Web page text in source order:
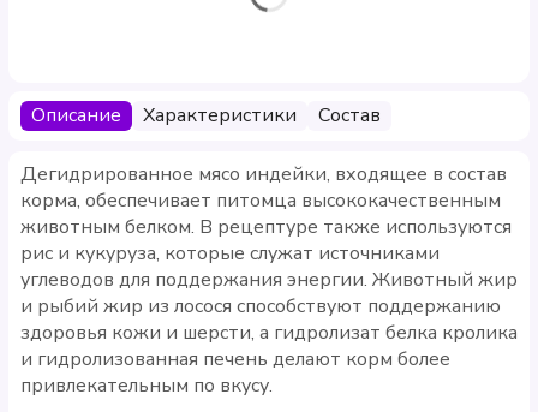
Описание Характеристики Состав
Дегидрированное мясо индейки, входящее в состав
корма, обеспечивает питомца высококачественным
животным белком. В рецептуре также используются
рис и кукуруза, которые служат источниками
углеводов для поддержания энергии. Животный жир
и рыбий жир из лосося способствуют поддержанию
здоровья кожи и шерсти, а гидролизат белка кролика
и гидролизованная печень делают корм более
привлекательным по вкусу.